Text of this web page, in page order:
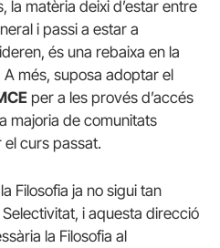
la matèria deixi d’estar entre
i passi a estar a
és una rebaixa en la
A més, suposa adoptar el
per a les provés d’accés
majoria de comunitats
el curs passat.
Filosofia ja no sigui tan
i aquesta direcció
la Filosofia al